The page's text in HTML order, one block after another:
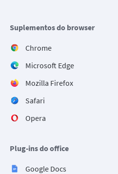
Suplementos do browser
Chrome
Microsoft Edge
Mozilla Firefox
Safari
Opera
Plug-ins do office
Google Docs